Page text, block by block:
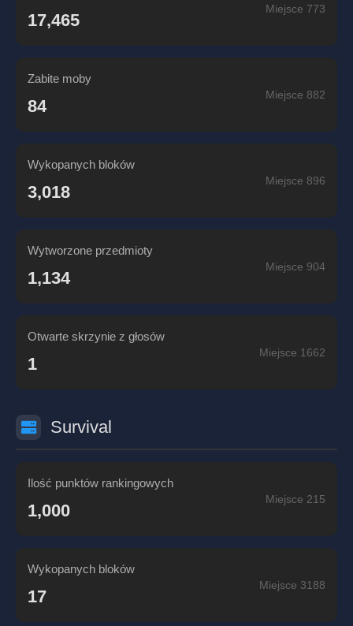
17,465
Miejsce 773
Zabite moby
84
Miejsce 882
Wykopanych bloków
3,018
Miejsce 896
Wytworzone przedmioty
1,134
Miejsce 904
Otwarte skrzynie z głosów
1
Miejsce 1662
Survival
Ilość punktów rankingowych
1,000
Miejsce 215
Wykopanych bloków
17
Miejsce 3188